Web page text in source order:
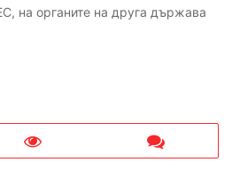
на органите на друга държава